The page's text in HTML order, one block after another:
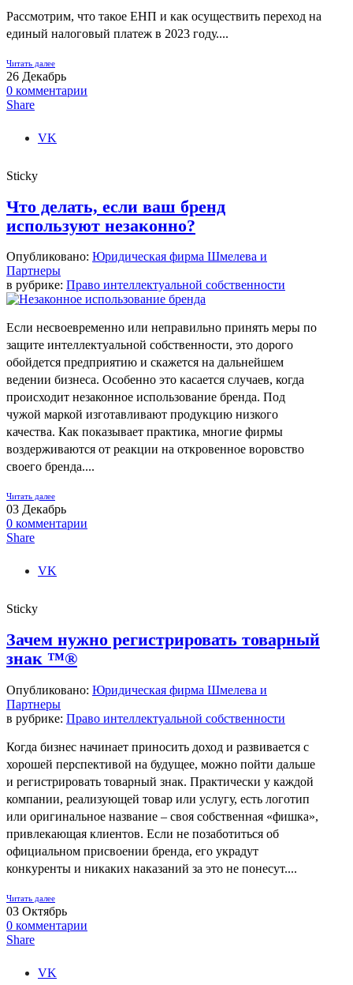
Рассмотрим, что такое ЕНП и как осуществить переход на
единый налоговый платеж в 2023 году....
Читать далее
26 Декабрь
0 комментарии
Share
VK
Sticky
Что делать, если ваш бренд
используют незаконно?
Опубликовано: Юридическая фирма Шмелева и
Партнеры
в рубрике: Право интеллектуальной собственности
Если несвоевременно или неправильно принять меры по
защите интеллектуальной собственности, это дорого
обойдется предприятию и скажется на дальнейшем
ведении бизнеса. Особенно это касается случаев, когда
происходит незаконное использование бренда. Под
чужой маркой изготавливают продукцию низкого
качества. Как показывает практика, многие фирмы
воздерживаются от реакции на откровенное воровство
своего бренда....
Читать далее
03 Декабрь
0 комментарии
Share
VK
Sticky
Зачем нужно регистрировать товарный
знак ™®
Опубликовано: Юридическая фирма Шмелева и
Партнеры
в рубрике: Право интеллектуальной собственности
Когда бизнес начинает приносить доход и развивается с
хорошей перспективой на будущее, можно пойти дальше
и регистрировать товарный знак. Практически у каждой
компании, реализующей товар или услугу, есть логотип
или оригинальное название – своя собственная «фишка»,
привлекающая клиентов. Если не позаботиться об
официальном присвоении бренда, его украдут
конкуренты и никаких наказаний за это не понесут....
Читать далее
03 Октябрь
0 комментарии
Share
VK